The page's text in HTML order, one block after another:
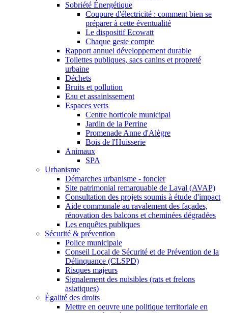
Sobriété Énergétique
Coupure d'électricité : comment bien se
préparer à cette éventualité
Le dispositif Ecowatt
Chaque geste compte
Rapport annuel développement durable
Toilettes publiques, sacs canins et propreté
urbaine
Déchets
Bruits et pollution
Eau et assainissement
Espaces verts
Centre horticole municipal
Jardin de la Perrine
Promenade Anne d'Alègre
Bois de l'Huisserie
Animaux
SPA
Urbanisme
Démarches urbanisme - foncier
Site patrimonial remarquable de Laval (AVAP)
Consultation des projets soumis à étude d'impact
Aide communale au ravalement des façades,
rénovation des balcons et cheminées dégradées
Les enquêtes publiques
Sécurité & prévention
Police municipale
Conseil Local de Sécurité et de Prévention de la
Délinquance (CLSPD)
Risques majeurs
Signalement des nuisibles (rats et frelons
asiatiques)
Égalité des droits
Mettre en oeuvre une politique territoriale en